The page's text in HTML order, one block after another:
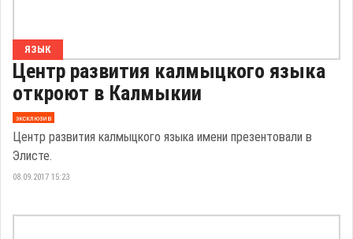
ЯЗЫК
Центр развития калмыцкого языка
откроют в Калмыкии
эксклюзив
Центр развития калмыцкого языка имени презентовали в
Элисте.
08.09.2017 15:23